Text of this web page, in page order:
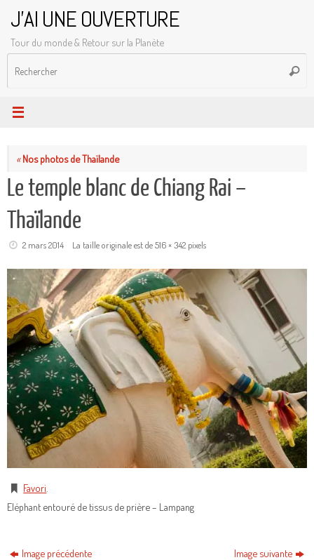
contenu
J'AI UNE OUVERTURE
Tour du monde & Retour sur la Planète
«Nos photos de Thaïlande
Le temple blanc de Chiang Rai –
Thaïlande
2 mars 2014 La taille originale est de516 × 342pixels
Favori
Eléphant entouré de tissus de prière – Lampang
Image précédente Image suivante